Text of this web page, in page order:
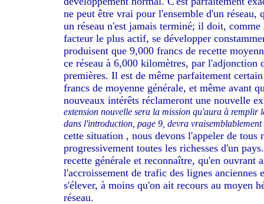
ne peut être vrai pour l'ensemble d'un
un réseau n'est jamais terminé; il doit,
facteur le plus actif, se développer
produisent que 9,000 francs de recette
ce réseau à 6,000 kilomètres, par
premières. Il est de même parfaitement
francs de moyenne générale, et même avant
nouveaux intérêts réclameront une nouvelle
extension nouvelle sera la mission qu'aura à remplir
dans l'introduction, page 9, devra
cette situation , nous devons l'appeler de
progressivement toutes les richesses d'un
recette générale et reconnaître, qu'en ouvrant
l'accroissement de trafic des lignes anciennes
s'élever, à moins qu'on ait recours au moyen
réseau.